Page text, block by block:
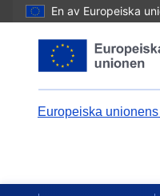
En av Europeiska
Europeiska